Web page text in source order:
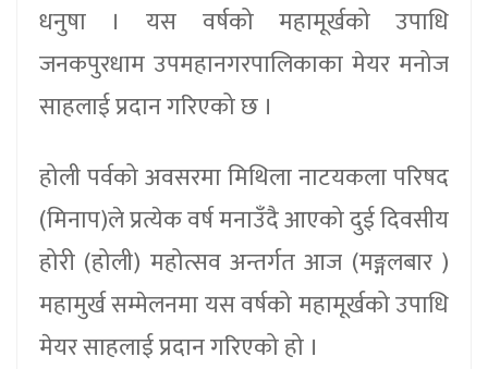
धनुषा । यस वर्षको महामूर्खको उपाधि
जनकपुरधाम उपमहानगरपालिकाका मेयर मनोज
साहलाई प्रदान गरिएको छ ।
होली पर्वको अवसरमा मिथिला नाटयकला परिषद
(मिनाप)ले प्रत्येक वर्ष मनाउँदै आएको दुई दिवसीय
होरी (होली) महोत्सव अन्तर्गत आज (मङ्गलबार )
महामुर्ख सम्मेलनमा यस वर्षको महामूर्खको उपाधि
मेयर साहलाई प्रदान गरिएको हो ।